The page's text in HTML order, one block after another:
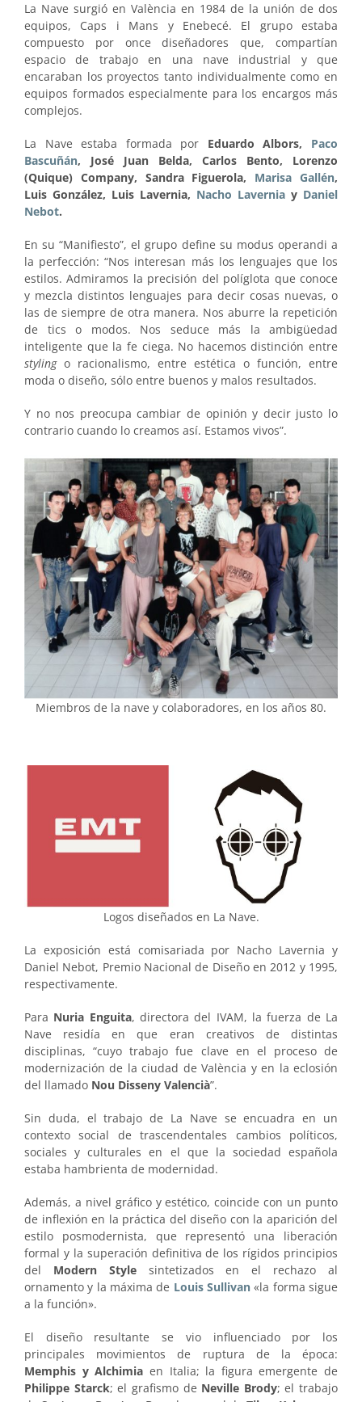
La Nave surgió en València en 1984 de la unión de dos
equipos, Caps i Mans y Enebecé. El grupo estaba
compuesto por once diseñadores que, compartían
espacio de trabajo en una nave industrial y que
encaraban los proyectos tanto individualmente como en
equipos formados especialmente para los encargos más
complejos.
La Nave estaba formada por Eduardo Albors, Paco
Bascuñán, José Juan Belda, Carlos Bento, Lorenzo
(Quique) Company, Sandra Figuerola, Marisa Gallén,
Luis González, Luis Lavernia, Nacho Lavernia y Daniel
Nebot.
En su “Manifiesto”, el grupo define su modus operandi a
la perfección: “Nos interesan más los lenguajes que los
estilos. Admiramos la precisión del políglota que conoce
y mezcla distintos lenguajes para decir cosas nuevas, o
las de siempre de otra manera. Nos aburre la repetición
de tics o modos. Nos seduce más la ambigüedad
inteligente que la fe ciega. No hacemos distinción entre
stylingo racionalismo, entre estética o función, entre
moda o diseño, sólo entre buenos y malos resultados.
Y no nos preocupa cambiar de opinión y decir justo lo
contrario cuando lo creamos así. Estamos vivos”.
Miembros de la nave y colaboradores, en los años 80.
Logos diseñados en La Nave.
La exposición está comisariada por Nacho Lavernia y
Daniel Nebot, Premio Nacional de Diseño en 2012 y 1995,
respectivamente.
Para Nuria Enguita, directora del IVAM, la fuerza de La
Nave residía en que eran creativos de distintas
disciplinas, “cuyo trabajo fue clave en el proceso de
modernización de la ciudad de València y en la eclosión
del llamado Nou Disseny Valencià”.
Sin duda, el trabajo de La Nave se encuadra en un
contexto social de trascendentales cambios políticos,
sociales y culturales en el que la sociedad española
estaba hambrienta de modernidad.
Además, a nivel gráfico y estético, coincide con un punto
de inflexión en la práctica del diseño con la aparición del
estilo posmodernista, que representó una liberación
formal y la superación definitiva de los rígidos principios
del Modern Stylesintetizados en el rechazo al
ornamento y la máxima de Louis Sullivan «la forma sigue
a la función».
El diseño resultante se vio influenciado por los
principales movimientos de ruptura de la época:
Memphis y Alchimia en Italia; la figura emergente de
Philippe Starck; el grafismo de Neville Brody; el trabajo